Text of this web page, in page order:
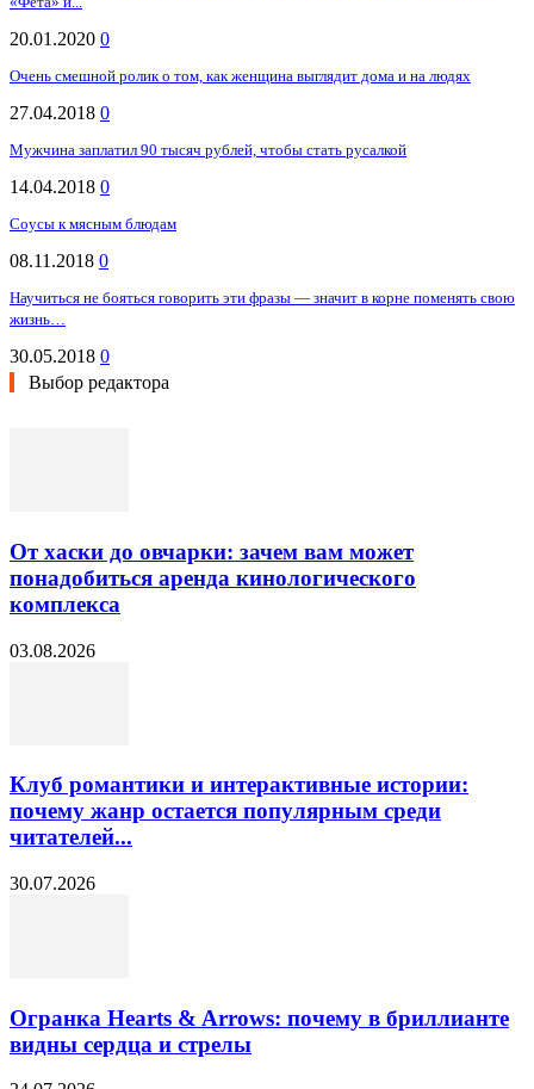
20.01.2020 0
Очень смешной ролик о том, как женщина выглядит дома и на людях
27.04.2018 0
Мужчина заплатил 90 тысяч рублей, чтобы стать русалкой
14.04.2018 0
Соусы к мясным блюдам
08.11.2018 0
Научиться не бояться говорить эти фразы — значит в корне поменять свою
жизнь…
30.05.2018 0
Выбор редактора
От хаски до овчарки: зачем вам может
понадобиться аренда кинологического
комплекса
03.08.2026
Клуб романтики и интерактивные истории:
почему жанр остается популярным среди
читателей...
30.07.2026
Огранка Hearts & Arrows: почему в бриллианте
видны сердца и стрелы